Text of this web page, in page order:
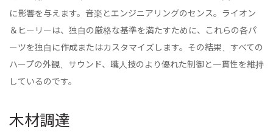
に影響を与えます。音楽とエンジニアリングのセンス。ライオン
＆ヒーリーは、独自の厳格な基準を満たすために、これらの各パ
ーツを独自に作成またはカスタマイズします。その結果、すべての
ハープの外観、サウンド、職人技のより優れた制御と一貫性を維持
しているのです。
木材調達